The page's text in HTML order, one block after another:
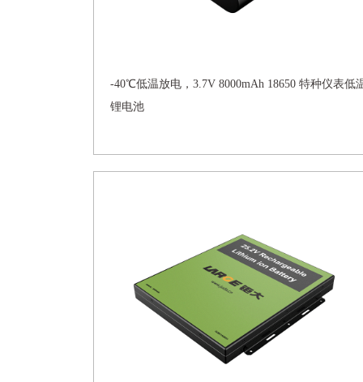
-40℃低温放电，3.7V 8000mAh 18650 特种仪表低
锂电池